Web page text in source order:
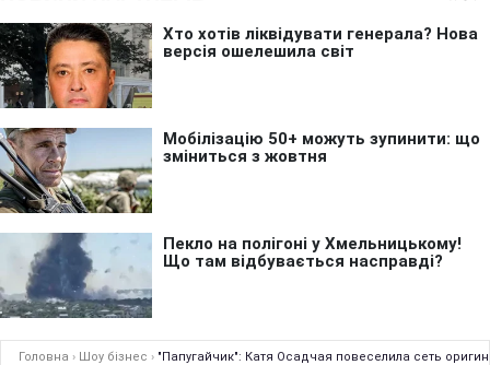
Головна › Шоу бізнес › "Папугайчик": Катя Осадчая повеселила сеть